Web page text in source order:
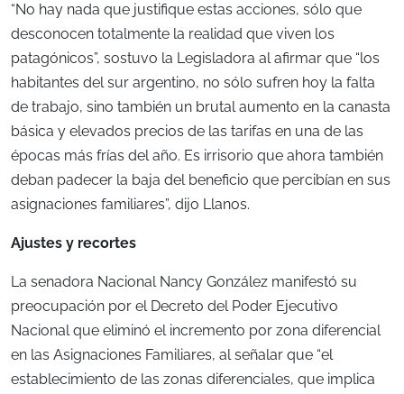
“No hay nada que justifique estas acciones, sólo que
desconocen totalmente la realidad que viven los
patagónicos”, sostuvo la Legisladora al afirmar que “los
habitantes del sur argentino, no sólo sufren hoy la falta
de trabajo, sino también un brutal aumento en la canasta
básica y elevados precios de las tarifas en una de las
épocas más frías del año. Es irrisorio que ahora también
deban padecer la baja del beneficio que percibían en sus
asignaciones familiares”, dijo Llanos.
Ajustes y recortes
La senadora Nacional Nancy González manifestó su
preocupación por el Decreto del Poder Ejecutivo
Nacional que eliminó el incremento por zona diferencial
en las Asignaciones Familiares, al señalar que “el
establecimiento de las zonas diferenciales, que implica